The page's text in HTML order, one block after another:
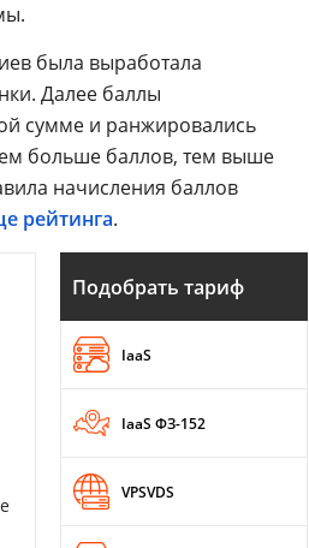
была выработала
Далее баллы
сумме и ранжировались
больше баллов, тем выше
начисления баллов
рейтинга.
Подобрать тариф
IaaS
IaaS ФЗ-152
VPSVDS